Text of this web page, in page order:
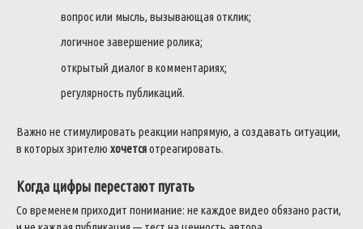
вопрос или мысль, вызывающая отклик;
логичное завершение ролика;
открытый диалог в комментариях;
регулярность публикаций.
Важно не стимулировать реакции напрямую, а создавать ситуации,
в которых зрителю хочетсяотреагировать.
Когда цифры перестают пугать
Со временем приходит понимание: не каждое видео обязано расти,